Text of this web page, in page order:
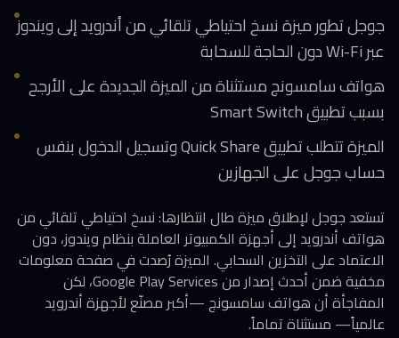
جوجل تطور ميزة نسخ احتياطي تلقائي من أندرويد إلى ويندوز
عبر Wi-Fi دون الحاجة للسحابة
هواتف سامسونج مستثناة من الميزة الجديدة على الأرجح
بسبب تطبيق Smart Switch
الميزة تتطلب تطبيق Quick Share وتسجيل الدخول بنفس
حساب جوجل على الجهازين
تستعد جوجل لإطلاق ميزة طال انتظارها: نسخ احتياطي تلقائي من
هواتف أندرويد إلى أجهزة الكمبيوتر العاملة بنظام ويندوز، دون
الاعتماد على التخزين السحابي. الميزة رُصدت في صفحة معلومات
مخفية ضمن أحدث إصدار من Google Play Services، لكن
المفاجأة أن هواتف سامسونج —أكبر مصنّع لأجهزة أندرويد
عالمياً— مستثناة تماماً.